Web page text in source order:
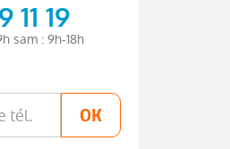
11 19
sam : 9h-18h
OK